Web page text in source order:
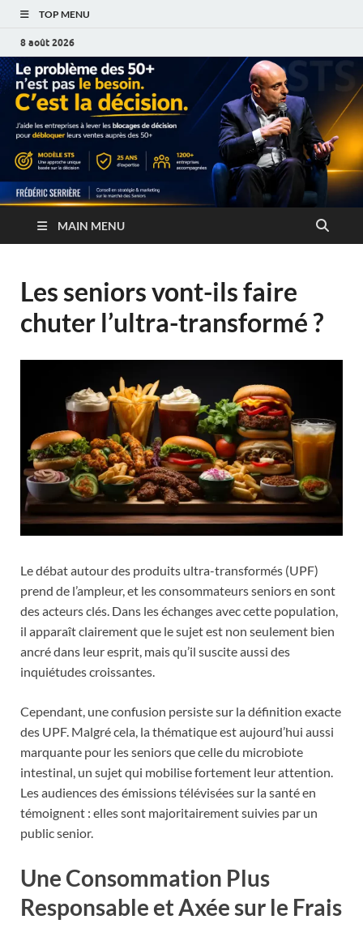
TOP MENU
8 août 2026
MAIN MENU
Les seniors vont-ils faire
chuter l’ultra-transformé ?
Le débat autour des produits ultra-transformés (UPF)
prend de l’ampleur, et les consommateurs seniors en sont
des acteurs clés. Dans les échanges avec cette population,
il apparaît clairement que le sujet est non seulement bien
ancré dans leur esprit, mais qu’il suscite aussi des
inquiétudes croissantes.
Cependant, une confusion persiste sur la définition exacte
des UPF. Malgré cela, la thématique est aujourd’hui aussi
marquante pour les seniors que celle du microbiote
intestinal, un sujet qui mobilise fortement leur attention.
Les audiences des émissions télévisées sur la santé en
témoignent : elles sont majoritairement suivies par un
public senior.
Une Consommation Plus
Responsable et Axée sur le Frais